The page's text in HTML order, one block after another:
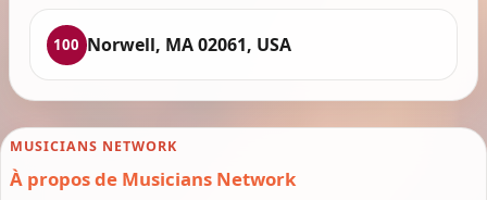
100 Norwell, MA 02061, USA
MUSICIANS NETWORK
À propos de Musicians Network